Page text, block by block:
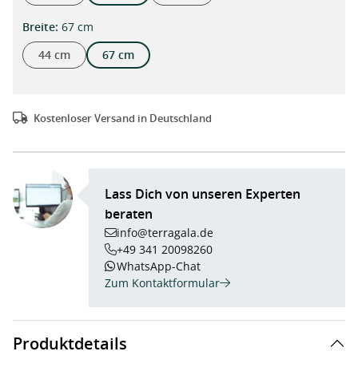
Breiteauswählen
: 67 cm
44 cm
67 cm
Kostenloser Versand in Deutschland
Lass Dich von unseren Experten
beraten
info@terragala.de
+49 341 20098260
WhatsApp-Chat
Zum Kontaktformular
Produktdetails